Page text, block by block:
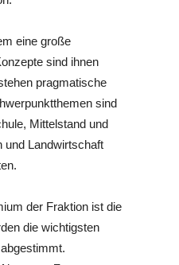
eine große
sind ihnen
pragmatische
sind
Mittelstand und
und Landwirtschaft
der Fraktion ist die
die wichtigsten